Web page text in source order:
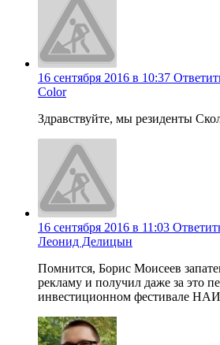
16 сентября 2016 в 10:37
Color
Здравствуйте, мы резиденты
16 сентября 2016 в 11:03
Леонид Делицын
Помнится, Борис Моисеев
рекламу и получил даже за это
инвестиционном фестивале